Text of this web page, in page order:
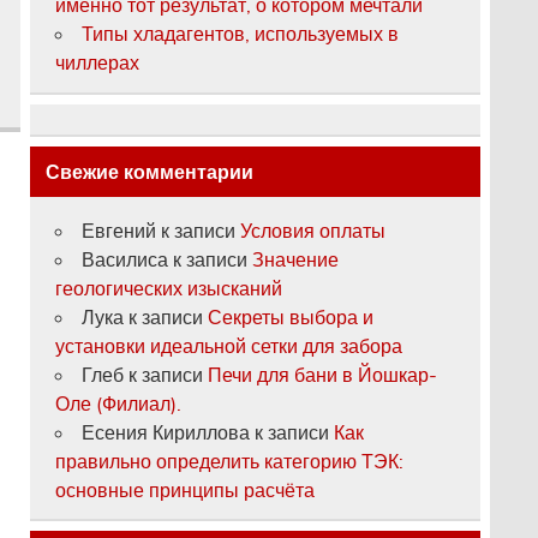
именно тот результат, о котором мечтали
Типы хладагентов, используемых в
чиллерах
Свежие комментарии
Евгений к записиУсловия оплаты
Василиса к записиЗначение
геологических изысканий
Лука к записиСекреты выбора и
установки идеальной сетки для забора
Глеб к записи Печи для бани в Йошкар-
Оле (Филиал).
Есения Кириллова к записи Как
правильно определить категорию ТЭК:
основные принципы расчёта